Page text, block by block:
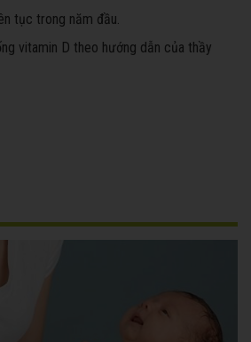
tục trong năm đầu.
vitamin D theo hướng dẫn của thầy